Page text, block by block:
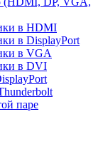
в HDMI
в DisplayPort
в VGA
в DVI
паре